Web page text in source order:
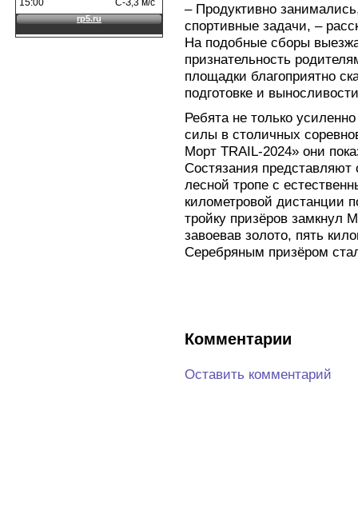
– Продуктивно
спортивные задачи, –
На подобные сборы
признательность
площадки благоприятно
подготовке и
Ребята не только
силы в столичных
Морт TRAIL-2024» они
Состязания представляют
лесной тропе с
километровой дистанции
тройку призёров замкнул
завоевав золото, пять
Серебряным призёром
Комментарии
Оставить комментарий